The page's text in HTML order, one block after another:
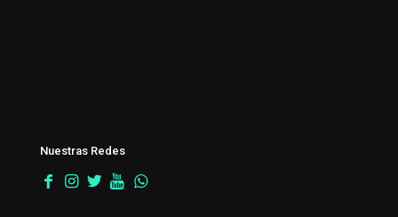
Nuestras Redes